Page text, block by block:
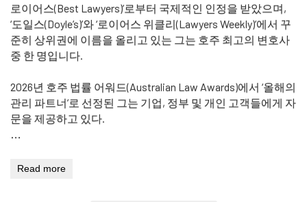
로이어스(Best Lawyers)’로부터 국제적인 인정을 받았으며,
‘도일스(Doyle’s)’와 ‘로이어스 위클리(Lawyers Weekly)’에서 꾸
준히 상위권에 이름을 올리고 있는 그는 호주 최고의 변호사
중 한 명입니다.
2026년 호주 법률 어워드(Australian Law Awards)에서 ‘올해의
관리 파트너’로 선정된 그는 기업, 정부 및 개인 고객들에게 자
문을 제공하고 있다.
를 역임했으며, 국제난민 및 이주 판사 협회의 아시아 태평양
Read more